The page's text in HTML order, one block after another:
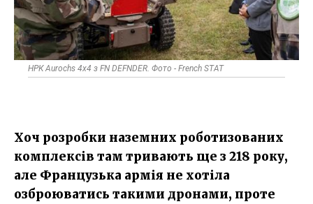
НРК Aurochs 4x4 з FN DEFNDER. Фото - French STAT
Хоч розробки наземних роботизованих
комплексів там тривають ще з 218 року,
але Французька армія не хотіла
озброюватись такими дронами, проте